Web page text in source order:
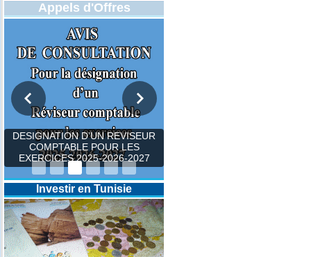
Appels d'Offres
DESIGNATION D’UN REVISEUR
COMPTABLE POUR LES
EXERCICES 2025-2026-2027
Investir en Tunisie